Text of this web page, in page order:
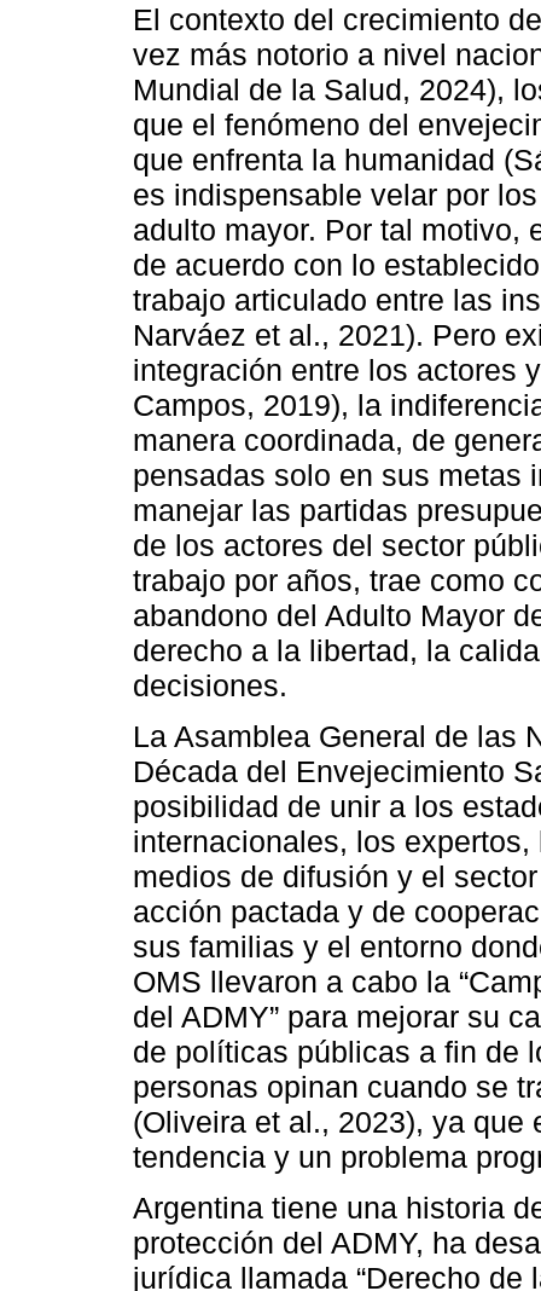
El contexto del crecimiento
vez más notorio a nivel
Mundial de la Salud, 2024),
que el fenómeno del
que enfrenta la humanidad
es indispensable velar por
adulto mayor. Por tal motivo,
de acuerdo con lo
trabajo articulado entre las
Narváez et al., 2021). Pero
integración entre los actores
Campos, 2019), la
manera coordinada, de
pensadas solo en sus metas
manejar las partidas
de los actores del sector
trabajo por años, trae como
abandono del Adulto Mayor
derecho a la libertad, la
decisiones.
La Asamblea General de las
Década del Envejecimiento
posibilidad de unir a los
internacionales, los
medios de difusión y el
acción pactada y de
sus familias y el entorno
OMS llevaron a cabo la
del ADMY” para mejorar su
de políticas públicas a fin de
personas opinan cuando se
(Oliveira et al., 2023), ya que
tendencia y un problema
Argentina tiene una historia
protección del ADMY, ha
jurídica llamada “Derecho de